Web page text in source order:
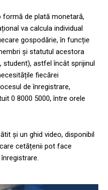
de plată monetară,
va calcula individual
gospodărie, în funcție
și statutul acestora
student), astfel încât sprijinul
fiecărei
de înregistrare,
0 8000 5000, între orele
și un ghid video, disponibil
cetățenii pot face